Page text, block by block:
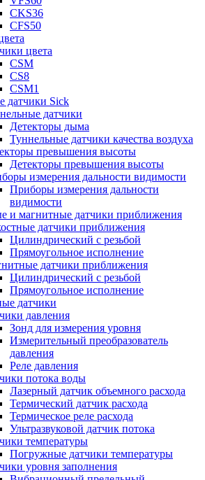
CKS36
CFS50
цвета
CSM
CS8
CSM1
датчики Sick
датчики
Детекторы дыма
Туннельные датчики качества воздуха
превышения высоты
Детекторы превышения высоты
измерения дальности видимости
Приборы измерения дальности
видимости
и магнитные датчики приближения
датчики приближения
Цилиндрический с резьбой
Прямоугольное исполнение
датчики приближения
Цилиндрический с резьбой
Прямоугольное исполнение
датчики
давления
Зонд для измерения уровня
Измерительный преобразователь
давления
Реле давления
потока воды
Лазерный датчик объемного расхода
Термический датчик расхода
Термическое реле расхода
Ультразвуковой датчик потока
температуры
Погружные датчики температуры
уровня заполнения